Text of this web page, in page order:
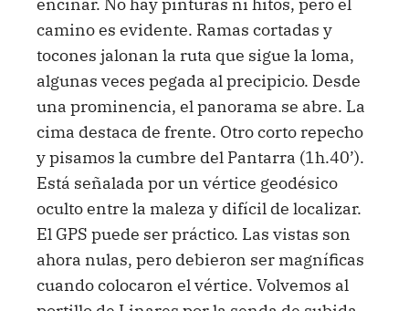
camino es evidente. Ramas cortadas y
tocones jalonan la ruta que sigue la loma,
algunas veces pegada al precipicio. Desde
una prominencia, el panorama se abre. La
cima destaca de frente. Otro corto repecho
y pisamos la cumbre del Pantarra (1h.40’).
Está señalada por un vértice geodésico
oculto entre la maleza y difícil de localizar.
El GPS puede ser práctico. Las vistas son
ahora nulas, pero debieron ser magníficas
cuando colocaron el vértice. Volvemos al